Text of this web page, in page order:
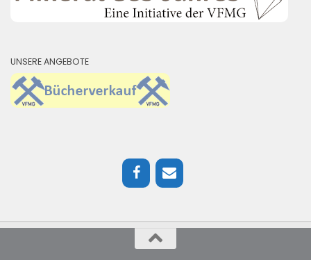
UNSERE ANGEBOTE